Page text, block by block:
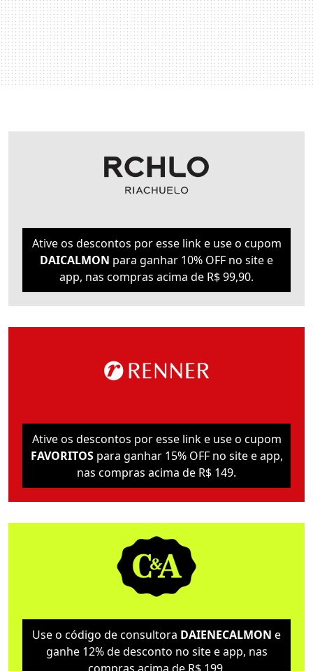
Ative os descontos por esse link e use o cupom
DAICALMON para ganhar 10% OFF no site e
app, nas compras acima de R$ 99,90.
Ative os descontos por esse link e use o cupom
FAVORITOSpara ganhar 15% OFF no site e app,
nas compras acima de R$ 149.
Use o código de consultora DAIENECALMON e
ganhe 12% de desconto no site e app, nas